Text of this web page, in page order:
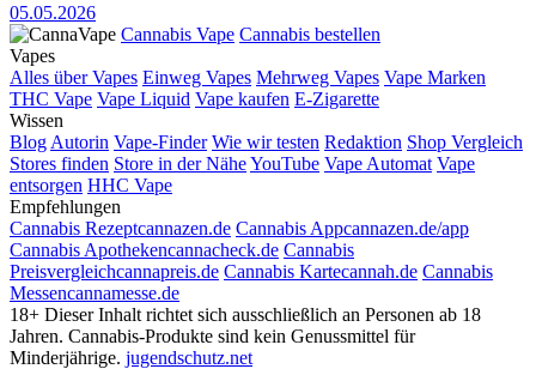
05.05.2026
Cannabis Vape Cannabis bestellen
Vapes
Alles über Vapes Einweg Vapes Mehrweg Vapes Vape Marken
THC Vape Vape Liquid Vape kaufen E-Zigarette
Wissen
Blog Autorin Vape-Finder Wie wir testen Redaktion Shop Vergleich
Stores finden Store in der NäheYouTube Vape Automat Vape
entsorgen HHC Vape
Empfehlungen
Cannabis Rezeptcannazen.de Cannabis Appcannazen.de/app
Cannabis Apothekencannacheck.de Cannabis
Preisvergleichcannapreis.de Cannabis Kartecannah.de Cannabis
Messencannamesse.de
18+ Dieser Inhalt richtet sich ausschließlich an Personen ab 18
Jahren. Cannabis-Produkte sind kein Genussmittel für
Minderjährige. jugendschutz.net